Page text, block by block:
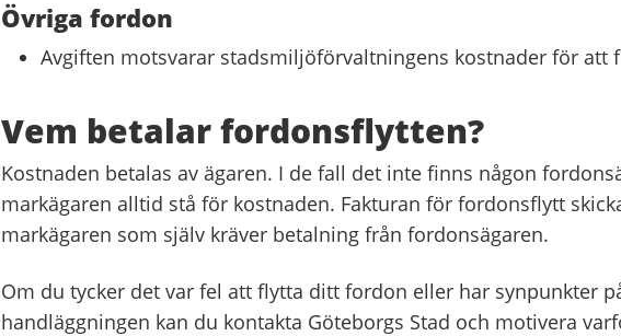
Övriga fordon
Avgiften motsvarar stadsmiljöförvaltningens kostnader för att
Vem betalar fordonsflytten?
Kostnaden betalas av ägaren. I de fall det inte finns någon
markägaren alltid stå för kostnaden. Fakturan för fordonsflytt
markägaren som själv kräver betalning från fordonsägaren.
Om du tycker det var fel att flytta ditt fordon eller har synpunkter
handläggningen kan du kontakta Göteborgs Stad och motivera